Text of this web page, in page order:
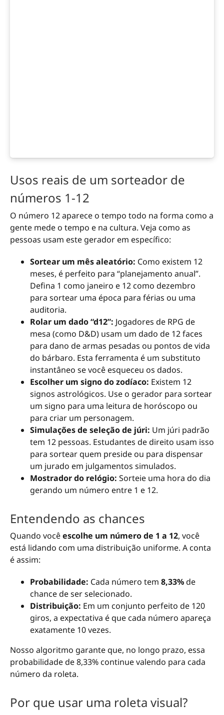
Usos reais de um sorteador de
números 1-12
O número 12 aparece o tempo todo na forma como a
gente mede o tempo e na cultura. Veja como as
pessoas usam este gerador em específico:
Sortear um mês aleatório: Como existem 12
meses, é perfeito para “planejamento anual”.
Defina 1 como janeiro e 12 como dezembro
para sortear uma época para férias ou uma
auditoria.
Rolar um dado “d12”: Jogadores de RPG de
mesa (como D&D) usam um dado de 12 faces
para dano de armas pesadas ou pontos de vida
do bárbaro. Esta ferramenta é um substituto
instantâneo se você esqueceu os dados.
Escolher um signo do zodíaco: Existem 12
signos astrológicos. Use o gerador para sortear
um signo para uma leitura de horóscopo ou
para criar um personagem.
Simulações de seleção de júri: Um júri padrão
tem 12 pessoas. Estudantes de direito usam isso
para sortear quem preside ou para dispensar
um jurado em julgamentos simulados.
Mostrador do relógio: Sorteie uma hora do dia
gerando um número entre 1 e 12.
Entendendo as chances
Quando vocêescolhe um número de 1 a 12, você
está lidando com uma distribuição uniforme. A conta
é assim:
Probabilidade: Cada número tem 8,33%de
chance de ser selecionado.
Distribuição: Em um conjunto perfeito de 120
giros, a expectativa é que cada número apareça
exatamente 10 vezes.
Nosso algoritmo garante que, no longo prazo, essa
probabilidade de 8,33% continue valendo para cada
número da roleta.
Por que usar uma roleta visual?